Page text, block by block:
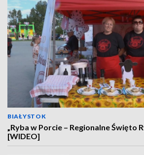
BIAŁYSTOK
„Ryba w Porcie – Regionalne Święto
[WIDEO]